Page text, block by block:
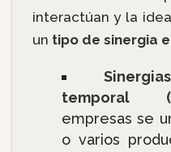
interactúan y la
un tipo de sinergia
temporal
empresas se
o varios